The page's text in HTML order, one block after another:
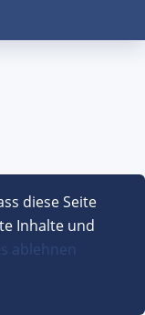
diese Seite
Inhalte und
ablehnen